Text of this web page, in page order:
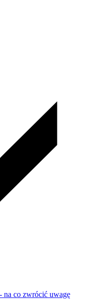
na co zwrócić uwagę